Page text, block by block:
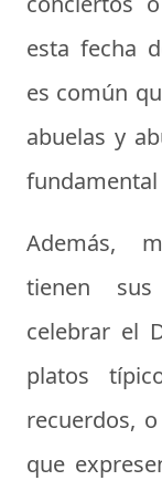
esta fecha
es común
abuelas y
fundamental
Además,
tienen
celebrar el
platos
recuerdos,
que